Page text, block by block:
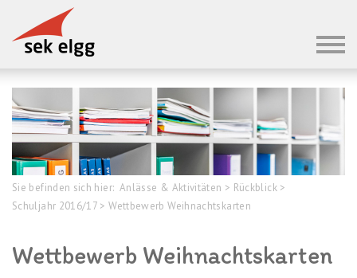
Sie befinden sich hier: Anlässe & Aktivitäten > Rückblick >
Schuljahr 2016/17 > Wettbewerb Weihnachtskarten
Wettbewerb Weihnachtskarten